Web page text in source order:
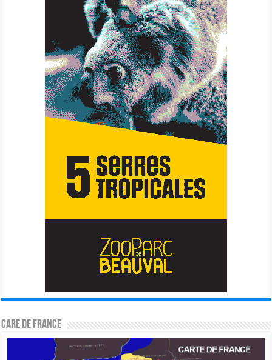
CARE DE FRANCE